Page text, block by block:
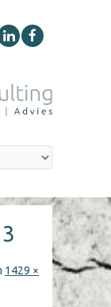
1429 ×